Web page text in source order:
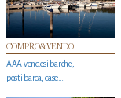
COMPRO&VENDO
AAA vendesi barche,
posti barca, case…